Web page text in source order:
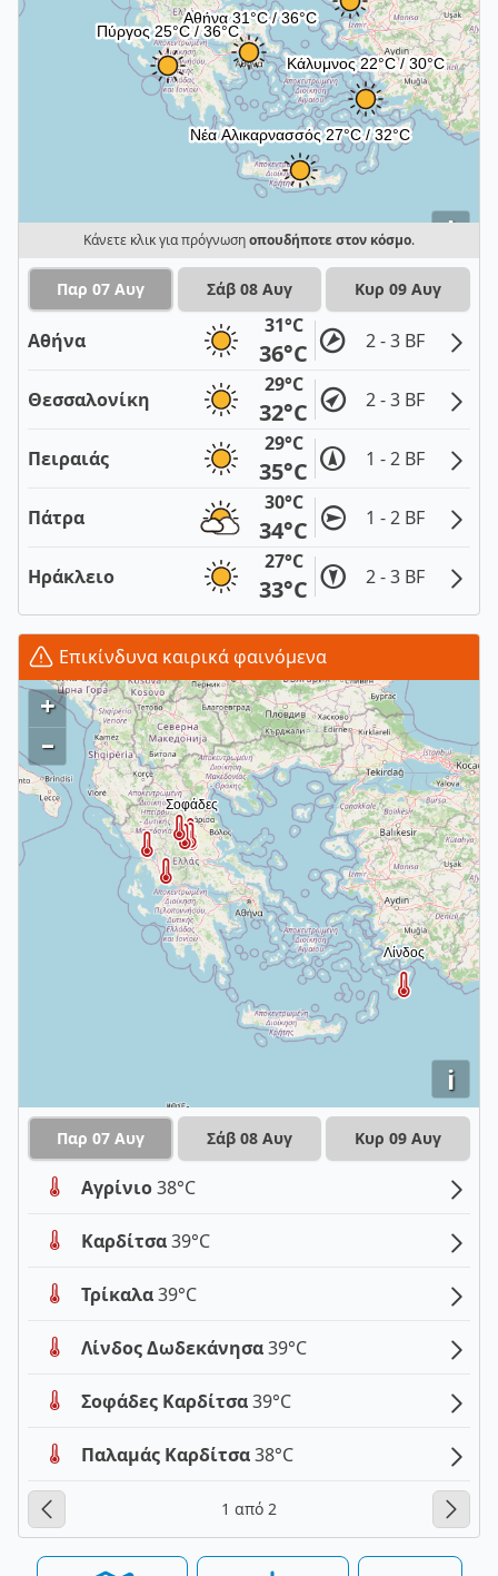
i
Κάνετε κλικ για πρόγνωσηοπουδήποτε στον κόσμο.
Παρ 07 Αυγ Σάβ 08 Αυγ Κυρ 09 Αυγ
Αθήνα
31°C
36°C 2 - 3 BF
Θεσσαλονίκη
29°C
32°C 2 - 3 BF
Πειραιάς
29°C
35°C 1 - 2 BF
Πάτρα
30°C
34°C 1 - 2 BF
Ηράκλειο
27°C
33°C 2 - 3 BF
Επικίνδυνα καιρικά φαινόμενα
i
+
–
Παρ 07 Αυγ Σάβ 08 Αυγ Κυρ 09 Αυγ
Αγρίνιο38°C
Καρδίτσα39°C
Τρίκαλα39°C
Λίνδος Δωδεκάνησα39°C
Σοφάδες Καρδίτσα39°C
Παλαμάς Καρδίτσα38°C
1 από 2